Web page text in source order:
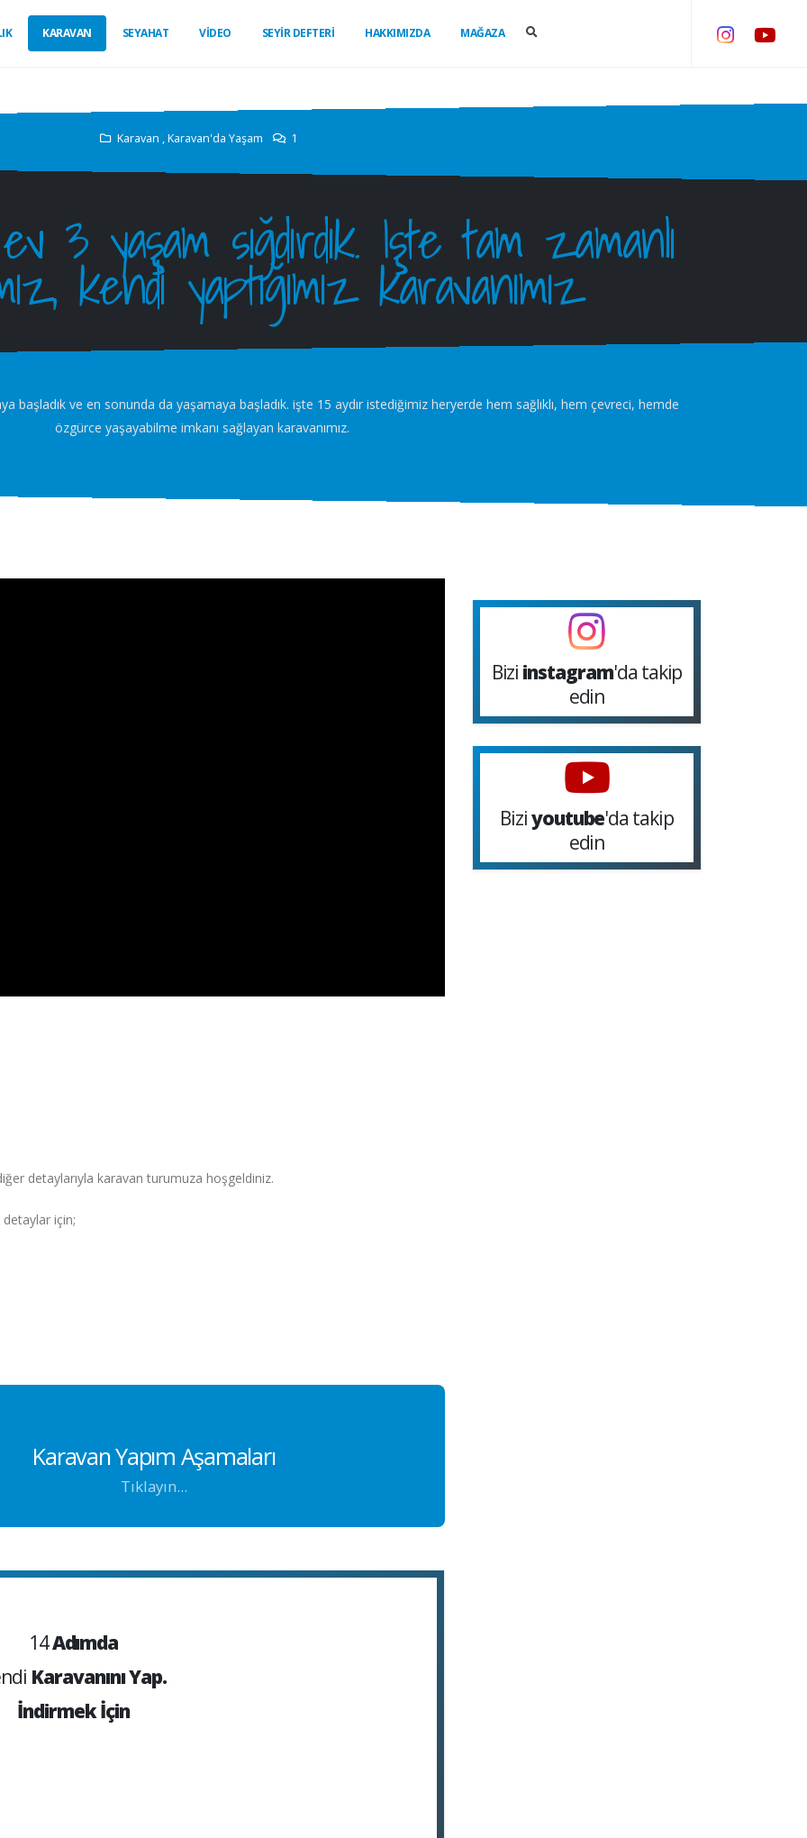
KARAVAN SEYAHAT VİDEO SEYİR DEFTERİ HAKKIMIZDA MAĞAZA
Karavan , Karavan'da Yaşam 1
3 yaşam sığdırdık. İşte tam zamanlı
kendi yaptığımız karavanımız
başladık ve en sonunda da yaşamaya başladık. işte 15 aydır istediğimiz heryerde hem sağlıklı, hem çevreci, hemde
özgürce yaşayabilme imkanı sağlayan karavanımız.
detaylarıyla karavan turumuza hoşgeldiniz.
için;
Karavan Yapım Aşamaları
Tıklayın...
14Adımda
Karavanını Yap.
İndirmek İçin
Bizi instagram'da takip
edin
Biziyoutube'da takip
edin